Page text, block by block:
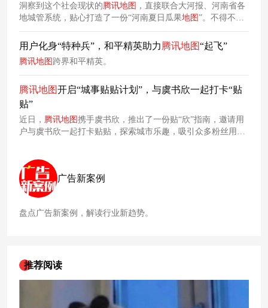
洞察到这个社会现状的 腾讯地图 ，直接联合大河报、河南省各
地城管系统，贴心打造了一份“河南夏日瓜果地图 ”。不得不承
认，腾讯地图这波操作确实很漂亮，不仅拓宽了瓜农的卖瓜渠
道，还为吃瓜群众提供最一手、最新鲜的瓜，让大城市里吃不
起西瓜的打工人轻松实现吃瓜自由。
用户化身“特种兵”，和平精英助力腾讯地图“起飞”
腾讯地图 跨界和平精英。
腾讯地图开启“城事贴贴计划”，与虞书欣一起打卡“贴
贴”
近日， 腾讯地图 携手虞书欣，推出了一份贴“欣”指南，邀请用
户与虞书欣一起打卡贴贴，探索城市乐趣，吸引众多粉丝用户
广告新案例
盘点广告新案例，解读行业新趋势。
推荐阅读